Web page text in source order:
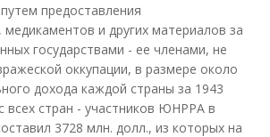
предоставления
и других материалов за
государствами - ее членами, не
оккупации, в размере около
дохода каждой страны за 1943
всех стран - участников ЮНРРА в
3728 млн. долл., из которых на